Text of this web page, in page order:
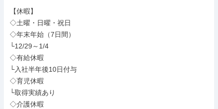
【休暇】
◇土曜・日曜・祝日
◇年末年始（7日間）
└12/29～1/4
◇有給休暇
└入社半年後10日付与
◇育児休暇
└取得実績あり
◇介護休暇